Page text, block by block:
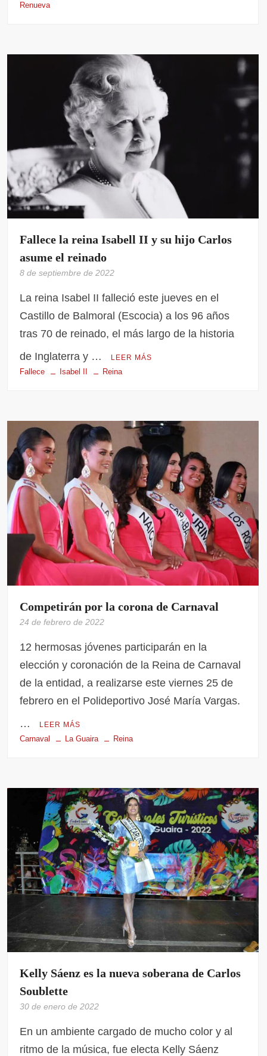
Renueva
Fallece la reina Isabell II y su hijo Carlos
asume el reinado
8 de septiembre de 2022
La reina Isabel II falleció este jueves en el
Castillo de Balmoral (Escocia) a los 96 años
tras 70 de reinado, el más largo de la historia
de Inglaterra y …
LEER MÁS
Fallece Isabel II Reina
Competirán por la corona de Carnaval
24 de febrero de 2022
12 hermosas jóvenes participarán en la
elección y coronación de la Reina de Carnaval
de la entidad, a realizarse este viernes 25 de
febrero en el Polideportivo José María Vargas.
…
LEER MÁS
Carnaval La Guaira Reina
Kelly Sáenz es la nueva soberana de Carlos
Soublette
30 de enero de 2022
En un ambiente cargado de mucho color y al
ritmo de la música, fue electa Kelly Sáenz